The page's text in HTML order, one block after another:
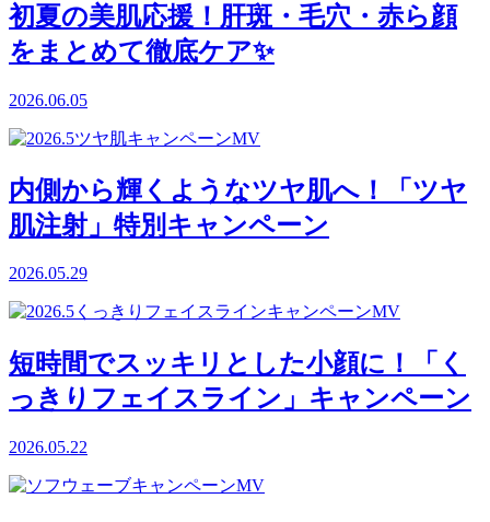
初夏の美肌応援！肝斑・毛穴・赤ら顔
をまとめて徹底ケア✨
2026.06.05
内側から輝くようなツヤ肌へ！「ツヤ
肌注射」特別キャンペーン
2026.05.29
短時間でスッキリとした小顔に！「く
っきりフェイスライン」キャンペーン
2026.05.22